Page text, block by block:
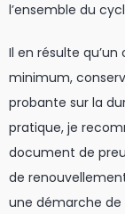
l’ensemble du
Il en résulte
minimum,
probante sur la
pratique, je
document de
de
une démarche de